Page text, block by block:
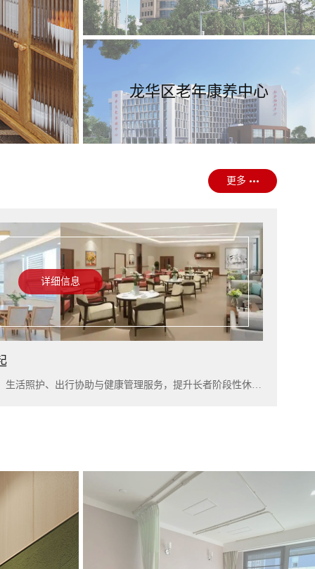
龙华区老年康养中心
更多
详细信息